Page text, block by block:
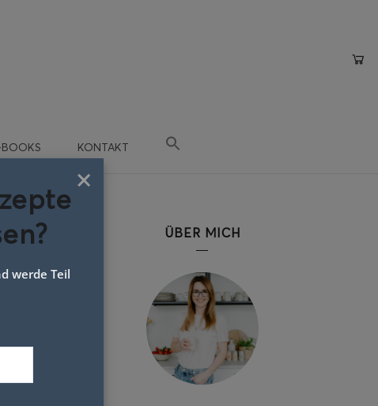
KONTAKT
ÜBER MICH
×
werde Teil